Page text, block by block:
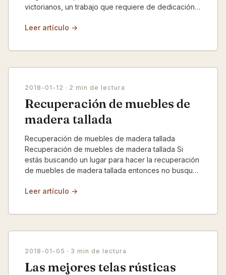
victorianos, un trabajo que requiere de dedicación y
Leer artículo →
2018-01-12 · 2 min de lectura
Recuperación de muebles de
madera tallada
Recuperación de muebles de madera tallada
Recuperación de muebles de madera tallada Si
estás buscando un lugar para hacer la recuperación
de muebles de madera tallada entonces no busques
Leer artículo →
2018-01-05 · 3 min de lectura
Las mejores telas rústicas